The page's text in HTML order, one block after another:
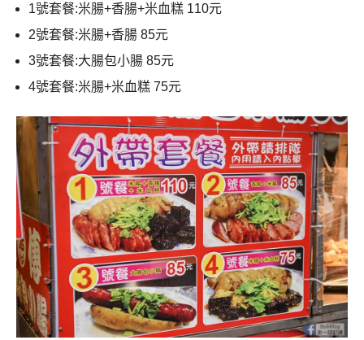
1號套餐:米腸+香腸+米血糕 110元
2號套餐:米腸+香腸 85元
3號套餐:大腸包小腸 85元
4號套餐:米腸+米血糕 75元